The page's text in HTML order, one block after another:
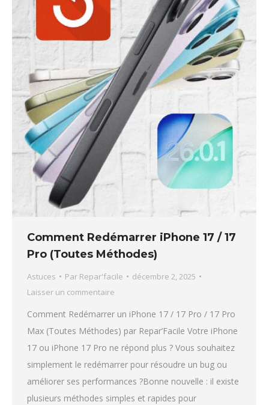
Comment Redémarrer iPhone 17 / 17
Pro (Toutes Méthodes)
Astuces Par Repar'facile
décembre 2, 2025
Laisser un commentaire
Comment Redémarrer un iPhone 17 / 17 Pro / 17 Pro
Max (Toutes Méthodes) par Repar’Facile Votre iPhone
17 ou iPhone 17 Pro ne répond plus ? Vous souhaitez
simplement le redémarrer pour résoudre un bug ou
améliorer ses performances ?Bonne nouvelle : il existe
plusieurs méthodes simples et rapides pour